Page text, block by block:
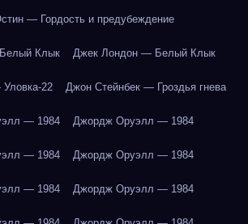
— Гордость и предубеждение
Клык Джек Лондон — Белый Клык
22 Джон Стейнбек — Гроздья гнева
— 1984 Джордж Оруэлл — 1984
— 1984 Джордж Оруэлл — 1984
— 1984 Джордж Оруэлл — 1984